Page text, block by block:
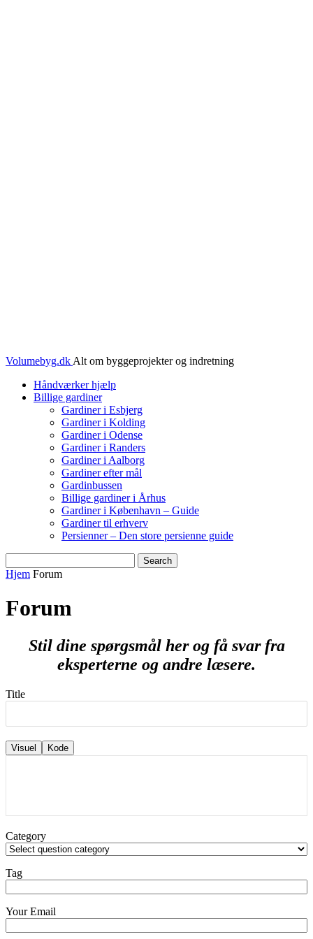
Volumebyg.dk Alt om byggeprojekter og indretning
Håndværker hjælp
Billige gardiner
Gardiner i Esbjerg
Gardiner i Kolding
Gardiner i Odense
Gardiner i Randers
Gardiner i Aalborg
Gardiner efter mål
Gardinbussen
Billige gardiner i Århus
Gardiner i København – Guide
Gardiner til erhverv
Persienner – Den store persienne guide
Hjem Forum
Forum
Stil dine spørgsmål her og få svar fra
eksperterne og andre læsere.
Title
Visuel Kode
Category
Tag
Your Email